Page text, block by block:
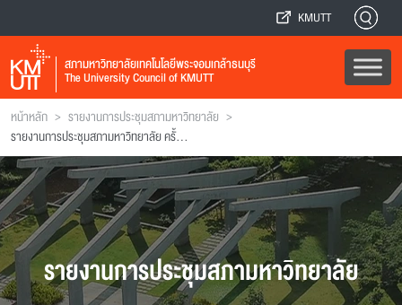
KMUTT
สภามหาวิทยาลัยเทคโนโลยีพระจอมเกล้าธนบุรี
The University Council of KMUTT
หน้าหลัก > รายงานการประชุมสภามหาวิทยาลัย >
รายงานการประชุมสภามหาวิทยาลัย ครั้งที่ 106
รายงานการประชุมสภามหาวิทยาลัย